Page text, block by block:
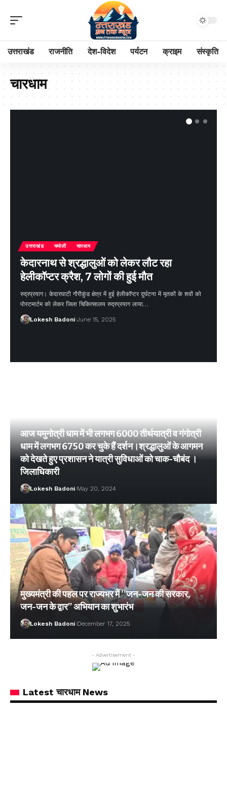
उत्तराखंड राजनीति देश-विदेश पर्यटन क्राइम संस्कृति
चारधाम
उत्तराखंड चमोली चारधाम
केदारनाथ से श्रद्धालुओं को लेकर लौट रहा
हेलीकॉप्टर क्रैश, 7 लोगों की हुई मौत
रुद्रप्रयाग। केदारघाटी गौरीकुंड क्षेत्र में हुई हेलीकॉप्टर दुर्घटना में मृतकों के शवों को
पोस्टमार्टम को लेकर जिला चिकित्सालय रुद्रप्रयाग लाया…
Lokesh Badoni June 15, 2025
आज यमुनोत्री धाम में भी लगभग 6000 तीर्थयात्री व गंगोत्री
धाम में लगभग 6750 कर चुके हैं दर्शन।श्रद्धालुओं के आगमन
को देखते हुए प्रशासन ने यात्री सुविधाओं को चाक-चौबंद ।
जिलाधिकारी
Lokesh Badoni May 20, 2024
मुख्यमंत्री की पहल पर राज्यभर में ‘‘जन-जन की सरकार,
जन-जन के द्वार’’ अभियान का शुभारंभ
Lokesh Badoni December 17, 2025
- Advertisement -
Latest चारधाम News